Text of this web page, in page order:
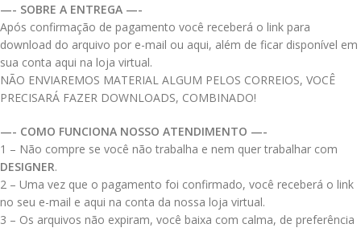
—- SOBRE A ENTREGA —-
Após confirmação de pagamento você receberá o link para
download do arquivo por e-mail ou aqui, além de ficar disponível em
sua conta aqui na loja virtual.
NÃO ENVIAREMOS MATERIAL ALGUM PELOS CORREIOS, VOCÊ
PRECISARÁ FAZER DOWNLOADS, COMBINADO!
—- COMO FUNCIONA NOSSO ATENDIMENTO —-
1 – Não compre se você não trabalha e nem quer trabalhar com
DESIGNER.
2 – Uma vez que o pagamento foi confirmado, você receberá o link
no seu e-mail e aqui na conta da nossa loja virtual.
3 – Os arquivos não expiram, você baixa com calma, de preferência